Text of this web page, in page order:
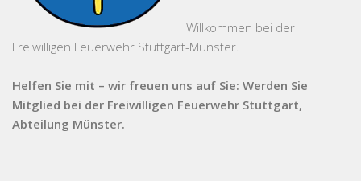
Willkommen bei der
Freiwilligen Feuerwehr Stuttgart-Münster.
Helfen Sie mit – wir freuen uns auf Sie: Werden Sie
Mitglied bei der Freiwilligen Feuerwehr Stuttgart,
Abteilung Münster.